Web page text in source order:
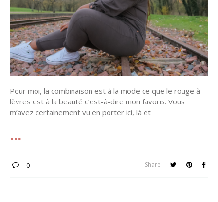
Pour moi, la combinaison est à la mode ce que le rouge à
lèvres est à la beauté c’est-à-dire mon favoris. Vous
m’avez certainement vu en porter ici, là et
0 Share